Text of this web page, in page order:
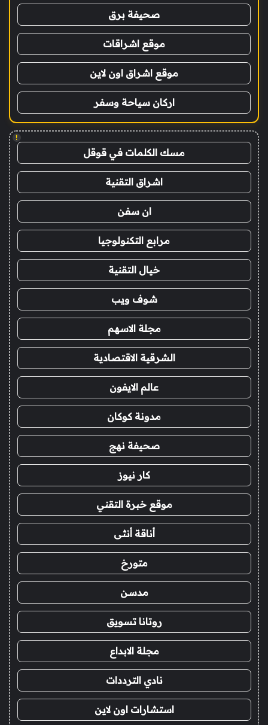
صحيفة برق
موقع اشراقات
موقع اشراق اون لاين
اركان سياحة وسفر
!
مسك الكلمات في قوقل
اشراق التقنية
ان سفن
مرابع التكنولوجيا
خيال التقنية
شوف ويب
مجلة الاسهم
الشرقية الاقتصادية
عالم الايفون
مدونة كوكان
صحيفة نهج
كار نيوز
موقع خبرة التقني
أناقة أنثى
متورخ
مدسن
روتانا تسويق
مجلة الابداع
نادي الترددات
استشارات اون لاين